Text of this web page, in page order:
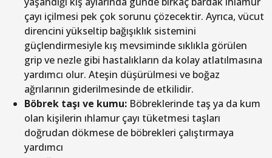
çayı içilmesi pek çok sorunu çözecektir. Ayrıca, vücut
direncini yükseltip bağışıklık sistemini
güçlendirmesiyle kış mevsiminde sıklıkla görülen
grip ve nezle gibi hastalıkların da kolay atlatılmasına
yardımcı olur. Ateşin düşürülmesi ve boğaz
ağrılarının giderilmesinde de etkilidir.
Böbrek taşı ve kumu: Böbreklerinde taş ya da kum
olan kişilerin ıhlamur çayı tüketmesi taşları
doğrudan dökmese de böbrekleri çalıştırmaya
yardımcı